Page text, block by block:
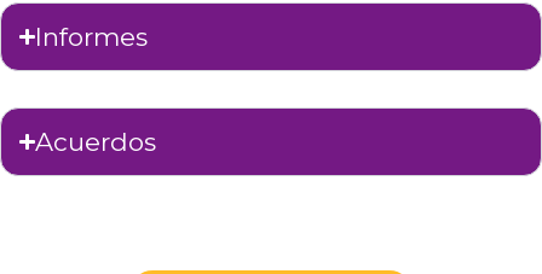
Informes
Acuerdos